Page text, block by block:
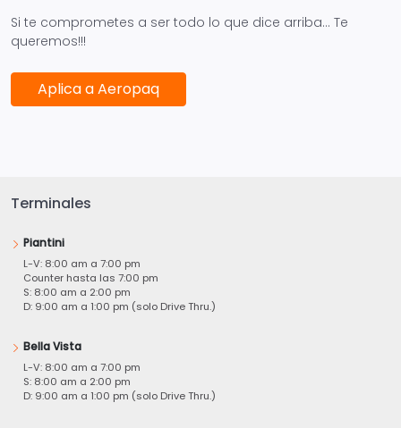
Si te comprometes a ser todo lo que dice arriba… Te
queremos!!!
Aplica a Aeropaq
Terminales
Piantini
L-V: 8:00 am a 7:00 pm
Counter hasta las 7:00 pm
S: 8:00 am a 2:00 pm
D: 9:00 am a 1:00 pm (solo Drive Thru.)
Bella Vista
L-V: 8:00 am a 7:00 pm
S: 8:00 am a 2:00 pm
D: 9:00 am a 1:00 pm (solo Drive Thru.)